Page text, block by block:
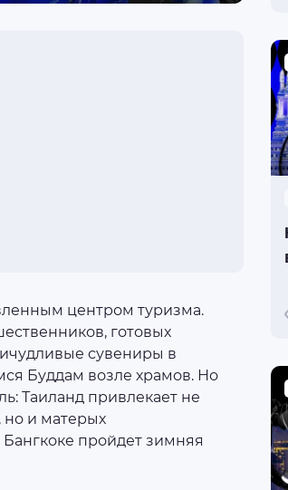
центром туризма.
готовых
сувениры в
Буддам возле храмов. Но
Таиланд привлекает не
но и матерых
пройдет зимняя